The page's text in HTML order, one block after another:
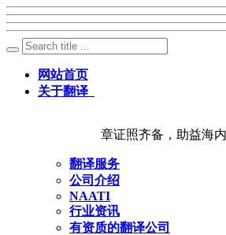
网站首页
关于翻译
章证照齐备，助益海
翻译服务
公司介绍
NAATI
行业资讯
有资质的翻译公司